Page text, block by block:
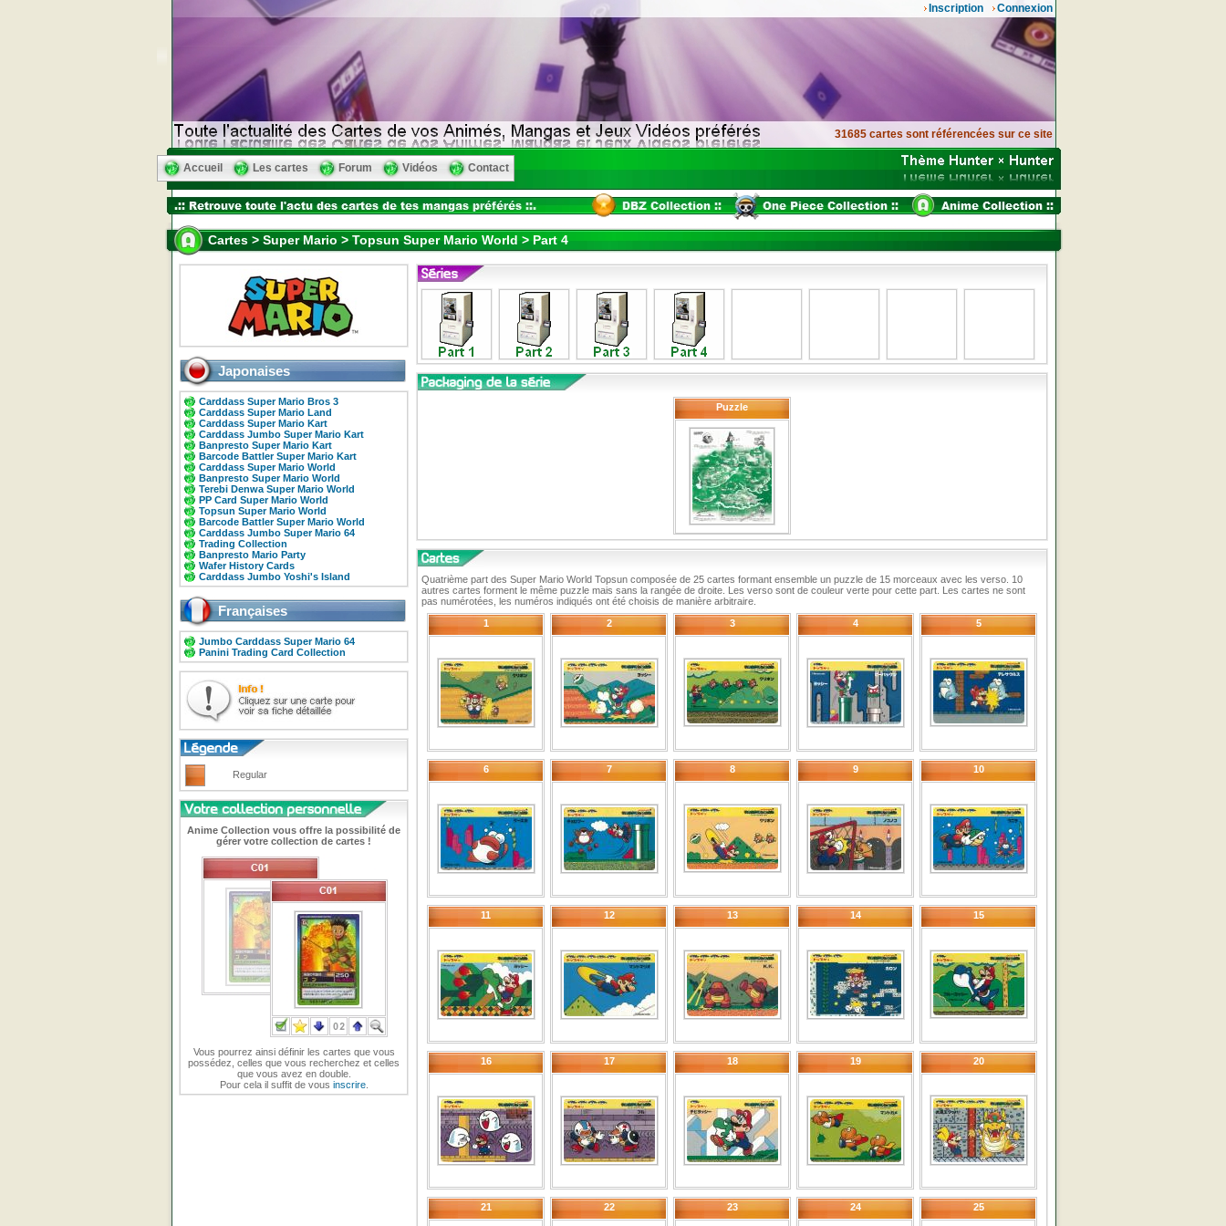
Connexion
Inscription
31685 cartes sont référencées sur ce site
Accueil Les cartes Forum Vidéos Contact
Cartes > Super Mario > Topsun Super Mario World > Part 4
Japonaises
Carddass Super Mario Bros 3
Carddass Super Mario Land
Carddass Super Mario Kart
Carddass Jumbo Super Mario Kart
Banpresto Super Mario Kart
Barcode Battler Super Mario Kart
Carddass Super Mario World
Banpresto Super Mario World
Terebi Denwa Super Mario World
PP Card Super Mario World
Topsun Super Mario World
Barcode Battler Super Mario World
Carddass Jumbo Super Mario 64
Trading Collection
Banpresto Mario Party
Wafer History Cards
Carddass Jumbo Yoshi's Island
Françaises
Jumbo Carddass Super Mario 64
Panini Trading Card Collection
Regular
Anime Collection vous offre la possibilité de
gérer votre collection de cartes !
Vous pourrez ainsi définir les cartes que vous
possédez, celles que vous recherchez et celles
que vous avez en double.
Pour cela il suffit de vous inscrire.
Puzzle
Quatrième part des Super Mario World Topsun composée de 25 cartes formant ensemble un puzzle de 15 morceaux avec les verso. 10
autres cartes forment le même puzzle mais sans la rangée de droite. Les verso sont de couleur verte pour cette part. Les cartes ne sont
pas numérotées, les numéros indiqués ont été choisis de manière arbitraire.
1
2 3 4 5
6 7 8 9 10
11 12 13 14 15
16 17 18 19 20
21 22 23 24 25